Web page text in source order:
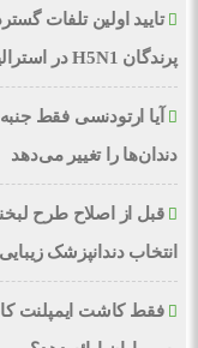
تایید اولین تلفات
پرندگان H5N1 در استرالیا
آیا ارتودنسی فقط
دندان‌ها را تغییر می‌دهد
انتخاب دندانپزشک
فقط کاشت ایمپلنت